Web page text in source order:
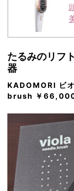
たるみのリフ
器
KADOMORI ビ
brush ￥